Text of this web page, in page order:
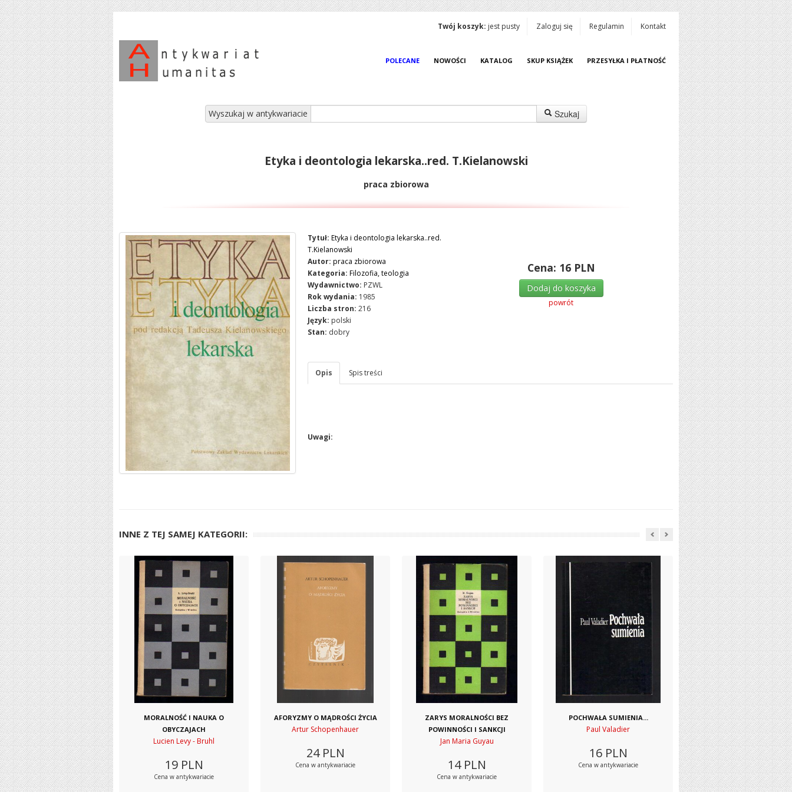
Twój koszyk: jest pusty Zaloguj się Regulamin Kontakt
POLECANE NOWOŚCI KATALOG SKUP KSIĄŻEK PRZESYŁKA I PŁATNOŚĆ
Wyszukaj w antykwariacie Szukaj
Etyka i deontologia lekarska..red. T.Kielanowski
praca zbiorowa
Tytuł: Etyka i deontologia lekarska..red.
T.Kielanowski
Autor: praca zbiorowa
Kategoria: Filozofia, teologia
Wydawnictwo: PZWL
Rok wydania: 1985
Liczba stron: 216
Język: polski
Stan: dobry
Cena: 16 PLN
Dodaj do koszyka
powrót
Opis Spis treści
Uwagi:
INNE Z TEJ SAMEJ KATEGORII:
MORALNOŚĆ I NAUKA O
OBYCZAJACH
Lucien Levy - Bruhl
19 PLN
Cena w antykwariacie
AFORYZMY O MĄDROŚCI ŻYCIA
Artur Schopenhauer
24 PLN
Cena w antykwariacie
ZARYS MORALNOŚCI BEZ
POWINNOŚCI I SANKCJI
Jan Maria Guyau
14 PLN
Cena w antykwariacie
POCHWAŁA SUMIENIA...
Paul Valadier
16 PLN
Cena w antykwariacie